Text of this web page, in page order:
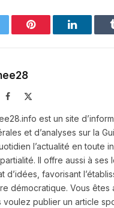
Pinterest LinkedIn
Facebook
est un site
et d’analyses sur la
l’actualité en toute
Il offre aussi à ses
d’idées, favorisant
démocratique. Vous êtes
voulez publier un article